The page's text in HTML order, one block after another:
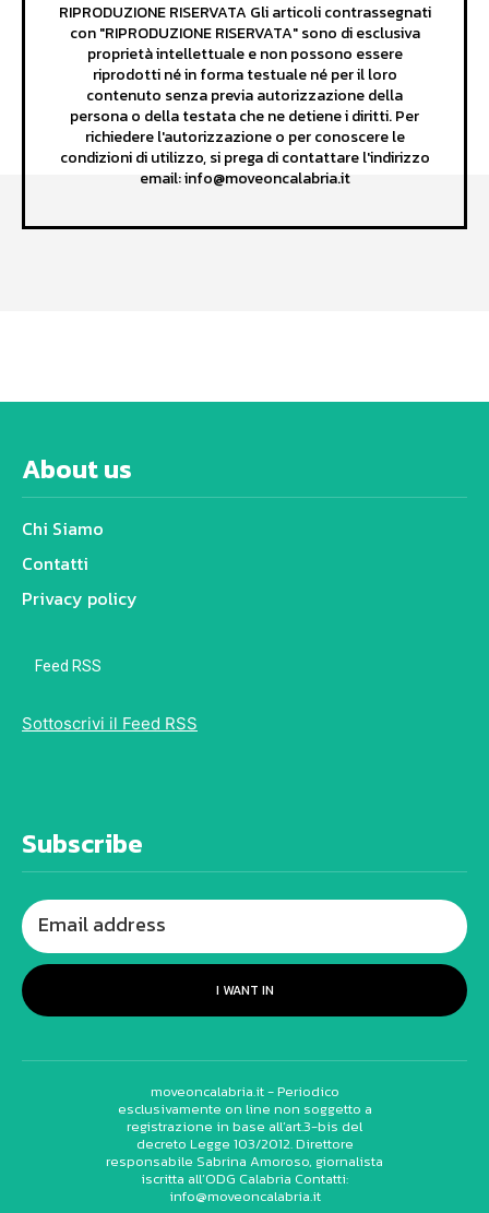
RIPRODUZIONE RISERVATA Gli articoli contrassegnati
con "RIPRODUZIONE RISERVATA" sono di esclusiva
proprietà intellettuale e non possono essere
riprodotti né in forma testuale né per il loro
contenuto senza previa autorizzazione della
persona o della testata che ne detiene i diritti. Per
richiedere l'autorizzazione o per conoscere le
condizioni di utilizzo, si prega di contattare l'indirizzo
email: info@moveoncalabria.it
About us
Chi Siamo
Contatti
Privacy policy
Feed RSS
Sottoscrivi il Feed RSS
Subscribe
I WANT IN
moveoncalabria.it - Periodico
esclusivamente on line non soggetto a
registrazione in base all’art.3-bis del
decreto Legge 103/2012. Direttore
responsabile Sabrina Amoroso, giornalista
iscritta all’ODG Calabria Contatti:
info@moveoncalabria.it